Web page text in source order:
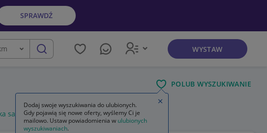
SPRAWDŹ
szukaj WYSTAW
POLUB WYSZUKIWANIE
samochodowa
Dodaj swoje wyszukiwania do ulubionych.
Gdy pojawią się nowe oferty, wyślemy Ci je
mailowo. Ustaw powiadomienia w ulubionych
wyszukiwaniach.
Zamknij wskazówkę